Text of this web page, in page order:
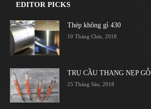
EDITOR PICKS
Thép không gỉ 430
10 Tháng Chín, 2018
TRỤ CẦU THANG NẸP GỖ
25 Tháng Sáu, 2018